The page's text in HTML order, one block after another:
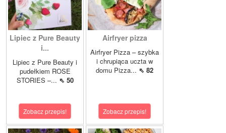
Lipiec z Pure Beauty
i...
Lipiec z Pure Beauty i
pudełkiem ROSE
STORIES –... ⇖ 50
Zobacz przepis!
Airfryer pizza
Airfryer Pizza – szybka
i chrupiąca uczta w
domu Pizza... ⇖ 82
Zobacz przepis!